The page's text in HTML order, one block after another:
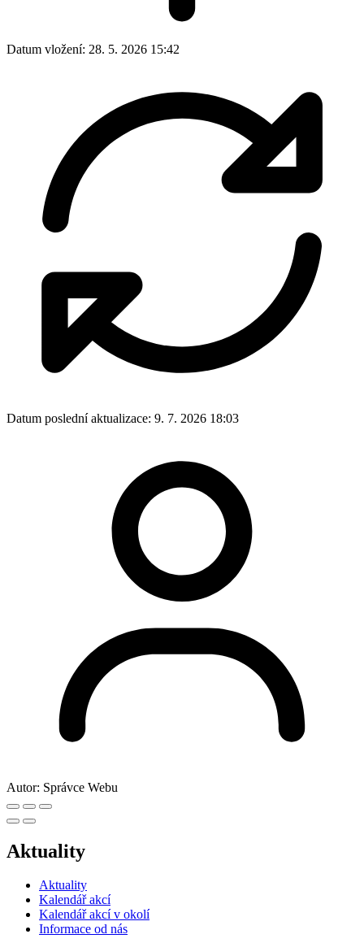
Datum vložení: 28. 5. 2026 15:42
Datum poslední aktualizace: 9. 7. 2026 18:03
Autor: Správce Webu
Aktuality
Aktuality
Kalendář akcí
Kalendář akcí v okolí
Informace od nás